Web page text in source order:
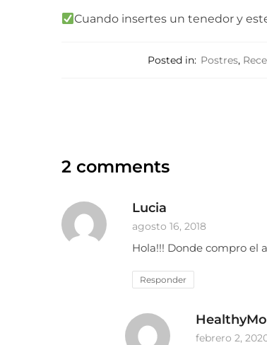
Cuando insertes un tenedor y
Posted in: Postres,
2 comments
Lucia
agosto 16, 2018
Hola!!! Donde compro el
Responder
febrero 2,